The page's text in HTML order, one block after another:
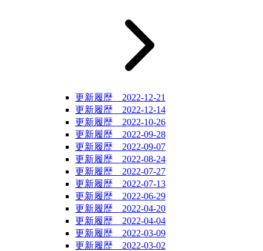
更新履歴 2022-12-21
更新履歴 2022-12-14
更新履歴 2022-10-26
更新履歴 2022-09-28
更新履歴 2022-09-07
更新履歴 2022-08-24
更新履歴 2022-07-27
更新履歴 2022-07-13
更新履歴 2022-06-29
更新履歴 2022-04-20
更新履歴 2022-04-04
更新履歴 2022-03-09
更新履歴 2022-03-02